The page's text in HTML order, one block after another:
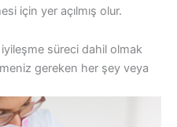
için yer açılmış olur.
süreci dahil olmak
gereken her şey veya